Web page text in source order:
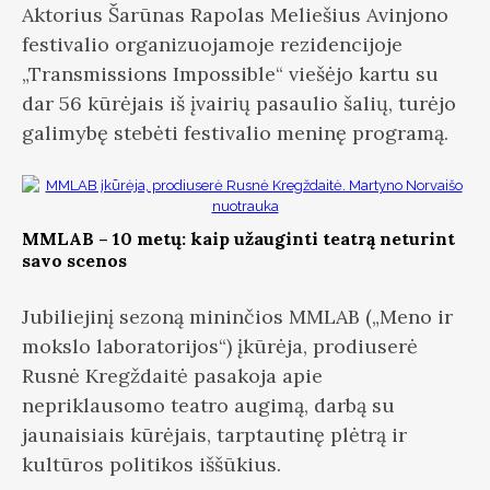
Aktorius Šarūnas Rapolas Meliešius Avinjono
festivalio organizuojamoje rezidencijoje
„Transmissions Impossible“ viešėjo kartu su
dar 56 kūrėjais iš įvairių pasaulio šalių, turėjo
galimybę stebėti festivalio meninę programą.
MMLAB – 10 metų: kaip užauginti teatrą neturint
savo scenos
Jubiliejinį sezoną mininčios MMLAB („Meno ir
mokslo laboratorijos“) įkūrėja, prodiuserė
Rusnė Kregždaitė pasakoja apie
nepriklausomo teatro augimą, darbą su
jaunaisiais kūrėjais, tarptautinę plėtrą ir
kultūros politikos iššūkius.